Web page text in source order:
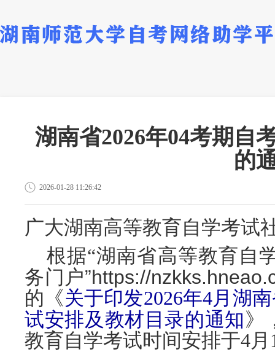
湖南省2026年04考期自
的
2026-01-28 11:26:42
广大湖南高等教育自学考试
根据“湖南省高等教育自
务门户”https://
的《关于印发2026年4月湖
试安排及教材目录的通知 》
教育自学考试时间安排于4月